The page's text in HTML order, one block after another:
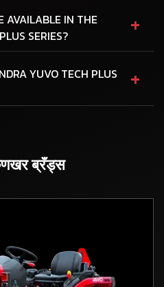
AVAILABLE IN THE
SERIES?
+
YUVO TECH PLUS
+
ब्रॅंड्स